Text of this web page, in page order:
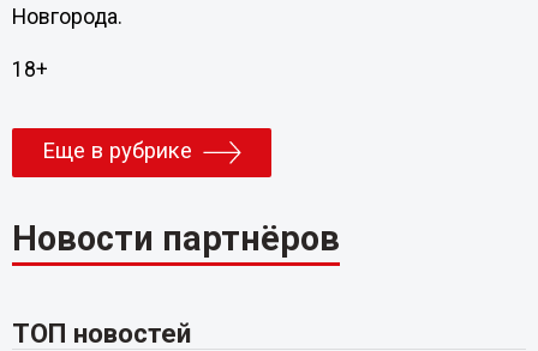
Новгорода.
18+
Еще в рубрике
Новости партнёров
ТОП новостей